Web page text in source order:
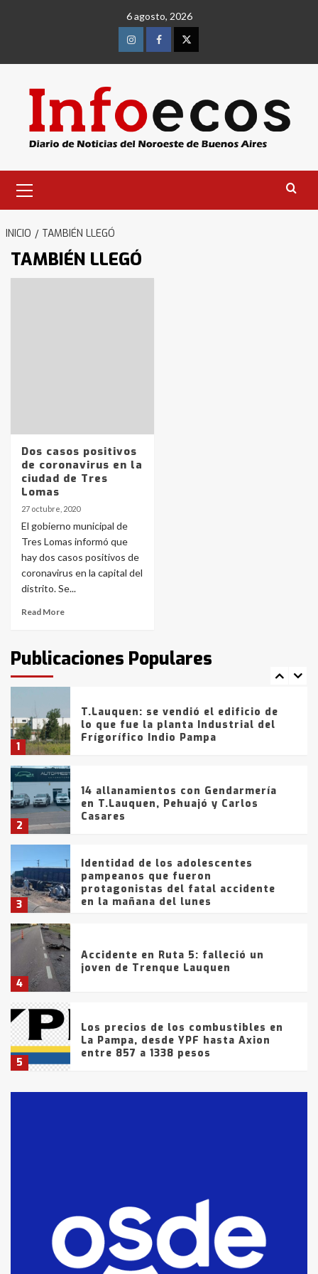
6 agosto, 2026
InstagramFacebookTwitter
primario
INICIO TAMBIÉN LLEGÓ
TAMBIÉN LLEGÓ
Dos casos positivos
de coronavirus en la
ciudad de Tres
Lomas
27 octubre, 2020
El gobierno municipal de
Tres Lomas informó que
hay dos casos positivos de
coronavirus en la capital del
distrito. Se...
Read More
Publicaciones Populares
4
5
Los precios de los combustibles en
6
La Bolsa de Cereales de Bahía
Blanca anticipa que Agosto vendrá
con lluvias y heladas, en gran parte
fueron detenidos por
comercialización de drogas en la
tarde del sábado
1
T.Lauquen: se vendió el edificio de
lo que fue la planta Industrial del
Frígorífico Indio Pampa
2
14 allanamientos con Gendarmería
en T.Lauquen, Pehuajó y Carlos
Casares
3
Identidad de los adolescentes
pampeanos que fueron
protagonistas del fatal accidente
en la mañana del lunes
4
Accidente en Ruta 5: falleció un
joven de Trenque Lauquen
5
Los precios de los combustibles en
La Pampa, desde YPF hasta Axion
entre 857 a 1338 pesos
fueron detenidos por
comercialización de drogas en la
tarde del sábado
T.Lauquen: se vendió el edificio de